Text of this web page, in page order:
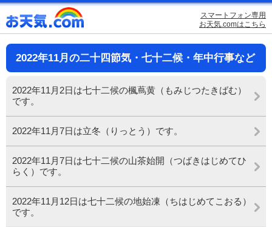
スマートフォン専用
お天気.comはこちら
2022年11月の二十四節気・七十二候・年中行事など
2022年11月2日は七十二候の楓蔦黄（もみじつたきばむ）
です。
2022年11月7日は立冬（りっとう）です。
2022年11月7日は七十二候の山茶始開（つばきはじめてひ
らく）です。
2022年11月12日は七十二候の地始凍（ちはじめてこおる）
です。